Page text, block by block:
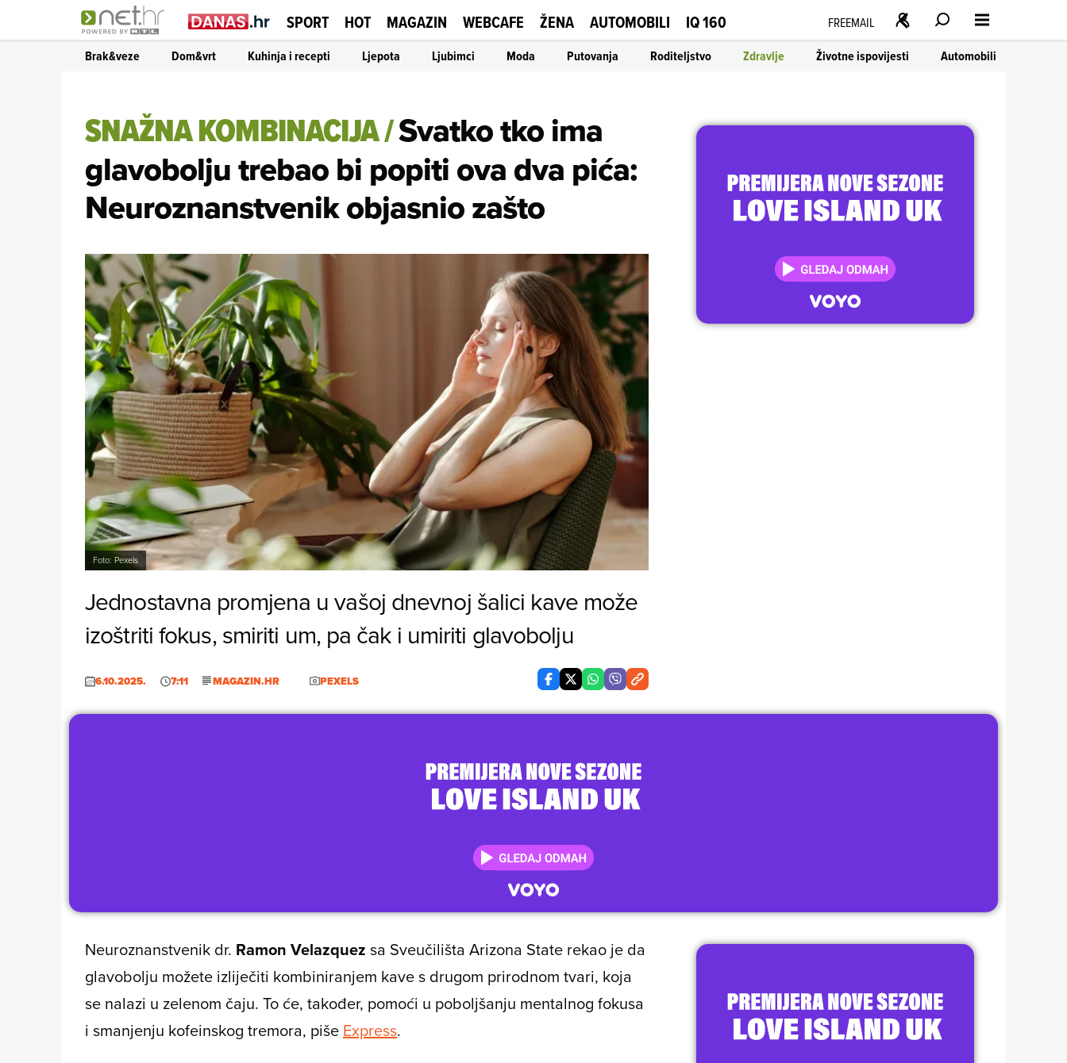
SPORT HOT MAGAZIN WEBCAFE ŽENA AUTOMOBILI IQ 160 FREEMAIL
Brak&veze Dom&vrt Kuhinja i recepti Ljepota Ljubimci Moda Putovanja Roditeljstvo Zdravlje Životne ispovijesti Automobili
SNAŽNA KOMBINACIJA/Svatko tko ima
glavobolju trebao bi popiti ova dva pića:
Neuroznanstvenik objasnio zašto
Foto: Pexels
Jednostavna promjena u vašoj dnevnoj šalici kave može
izoštriti fokus, smiriti um, pa čak i umiriti glavobolju
6.10.2025. 7:11 MAGAZIN.HR PEXELS
Neuroznanstvenik dr. Ramon Velazquez sa Sveučilišta Arizona State rekao je da
glavobolju možete izliječiti kombiniranjem kave s drugom prirodnom tvari, koja
se nalazi u zelenom čaju. To će, također, pomoći u poboljšanju mentalnog fokusa
i smanjenju kofeinskog tremora, piše Express.